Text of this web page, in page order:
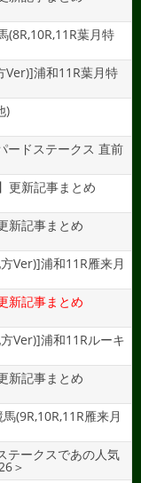
(8R,10R,11R葉月特
Ver)]浦和11R葉月特
)
ードステークス 直前
更新記事まとめ
新記事まとめ
Ver)]浦和11R雁来月
新記事まとめ
Ver)]浦和11Rルーキ
新記事まとめ
(9R,10R,11R雁来月
テークスであの人気
＞